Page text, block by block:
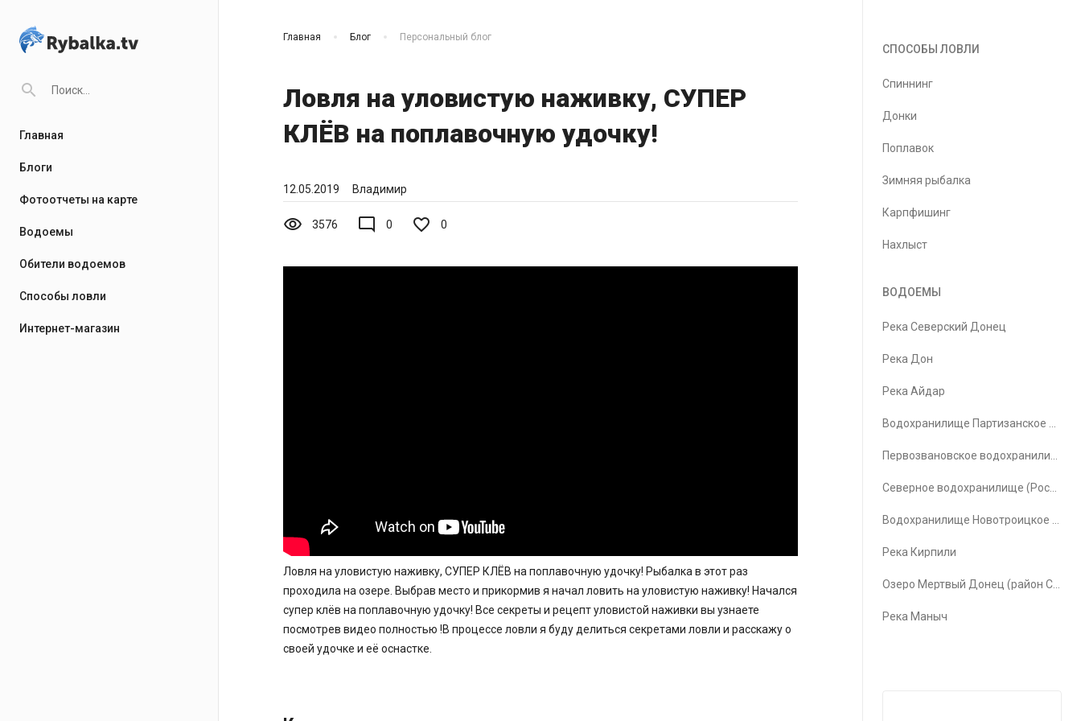
search
Главная
Блоги
Фотоотчеты на карте
Водоемы
Обители водоемов
Способы ловли
Интернет-магазин
Главная Блог Персональный блог
Ловля на уловистую наживку, СУПЕР
КЛЁВ на поплавочную удочку!
12.05.2019 Владимир
visibility 3576 mode_comment 0 0
Ловля на уловистую наживку, СУПЕР КЛЁВ на поплавочную удочку! Рыбалка в этот раз
проходила на озере. Выбрав место и прикормив я начал ловить на уловистую наживку! Начался
супер клёв на поплавочную удочку! Все секреты и рецепт уловистой наживки вы узнаете
посмотрев видео полностью !В процессе ловли я буду делиться секретами ловли и расскажу о
своей удочке и её оснастке.
СПОСОБЫ ЛОВЛИ
Спиннинг
Донки
Поплавок
Зимняя рыбалка
Карпфишинг
Нахлыст
ВОДОЕМЫ
Река Северский Донец
Река Дон
Река Айдар
Река Кирпили
Река Маныч